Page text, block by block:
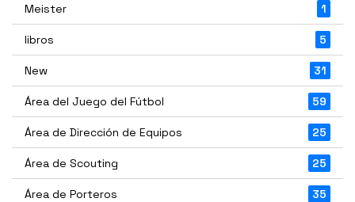
Meister 1
libros 5
New 31
Área del Juego del Fútbol 59
Área de Dirección de Equipos 25
Área de Scouting 25
Área de Porteros 35